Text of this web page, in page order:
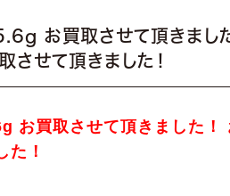
お買取させて頂きまし
させて頂きました！
お買取させて頂きました！
た！